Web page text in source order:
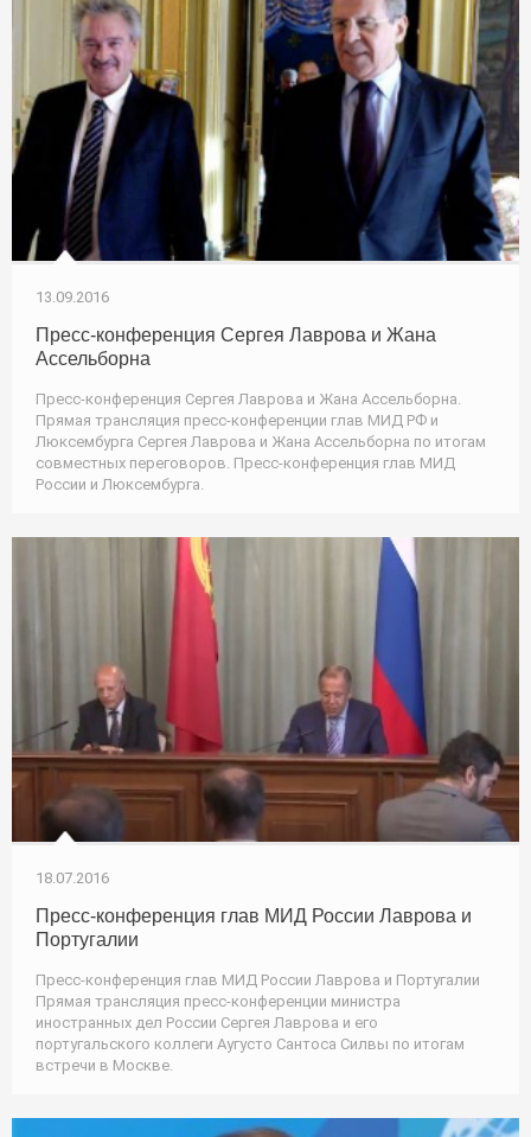
13.09.2016
Пресс-конференция Сергея Лаврова и Жана
Ассельборна
Пресс-конференция Сергея Лаврова и Жана Ассельборна.
Прямая трансляция пресс-конференции глав МИД РФ и
Люксембурга Сергея Лаврова и Жана Ассельборна по итогам
совместных переговоров. Пресс-конференция глав МИД
России и Люксембурга.
18.07.2016
Пресс-конференция глав МИД России Лаврова и
Португалии
Пресс-конференция глав МИД России Лаврова и Португалии
Прямая трансляция пресс-конференции министра
иностранных дел России Сергея Лаврова и его
португальского коллеги Аугусто Сантоса Силвы по итогам
встречи в Москве.